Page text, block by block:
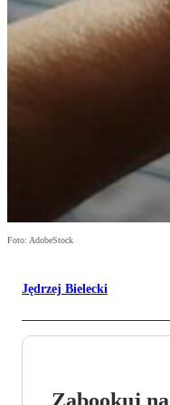
Foto: AdobeStock
Jędrzej Bielecki